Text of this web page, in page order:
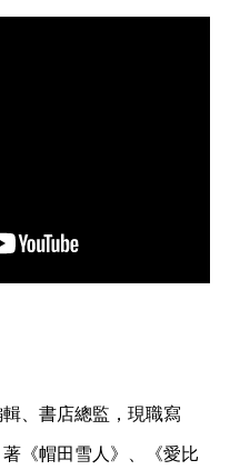
、書店總監，現職寫
《帽田雪人》、《愛比